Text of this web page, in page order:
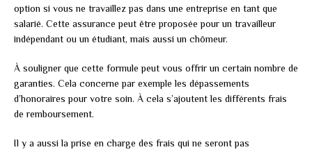
option si vous ne travaillez pas dans une entreprise en tant que
salarié. Cette assurance peut être proposée pour un travailleur
indépendant ou un étudiant, mais aussi un chômeur.
À souligner que cette formule peut vous offrir un certain nombre de
garanties. Cela concerne par exemple les dépassements
d’honoraires pour votre soin. À cela s’ajoutent les différents frais
de remboursement.
Il y a aussi la prise en charge des frais qui ne seront pas